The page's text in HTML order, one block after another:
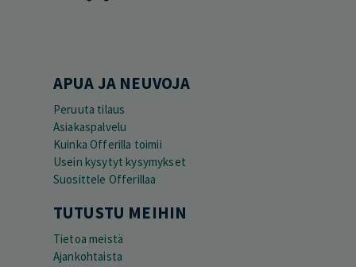
APUA JA NEUVOJA
Peruuta tilaus
Asiakaspalvelu
Kuinka Offerilla toimii
Usein kysytyt kysymykset
Suosittele Offerillaa
TUTUSTU MEIHIN
Tietoa meistä
Ajankohtaista